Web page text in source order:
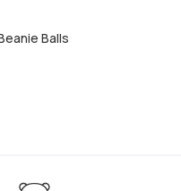
Πράσινο Σειρά TY: Beanie Balls